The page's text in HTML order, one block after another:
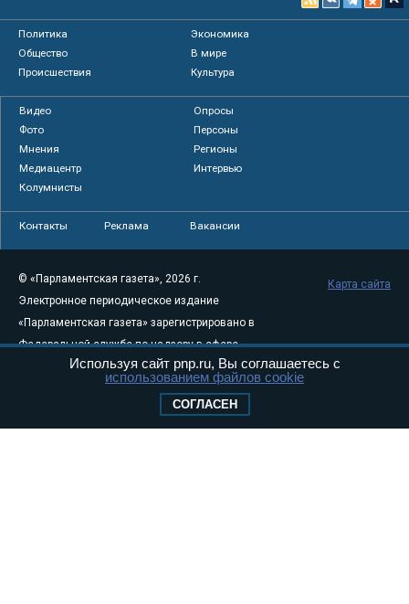
Политика
Экономика
Общество
В мире
Происшествия
Культура
Видео
Опросы
Фото
Персоны
Мнения
Регионы
Медиацентр
Интервью
Колумнисты
Контакты Реклама Вакансии
© «Парламентская газета», 2026 г.
Электронное периодическое издание
«Парламентская газета» зарегистрировано в
Федеральной службе по надзору в сфере
связи, информационных технологий и
массовых коммуникаций (Роскомнадзор) 05
Свидетельство о регистрации Эл № ФС77-
Карта сайта
Используя сайт pnp.ru, Вы соглашаетесь с
использованием файлов cookie
СОГЛАСЕН